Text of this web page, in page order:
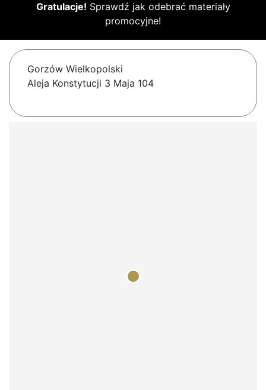
Gratulacje! Sprawdź jak odebrać materiały
promocyjne!
Gorzów Wielkopolski
Aleja Konstytucji 3 Maja 104